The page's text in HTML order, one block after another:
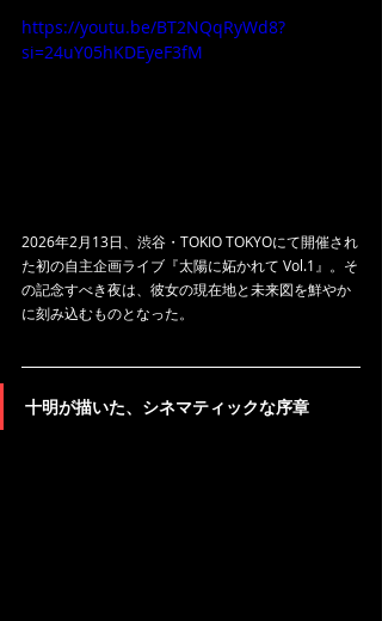
https://youtu.be/BT2NQqRyWd8?
si=24uY05hKDEyeF3fM
2026年2月13日、渋谷・TOKIO TOKYOにて開催され
た初の自主企画ライブ『太陽に妬かれて Vol.1』。そ
の記念すべき夜は、彼女の現在地と未来図を鮮やか
に刻み込むものとなった。
十明が描いた、シネマティックな序章